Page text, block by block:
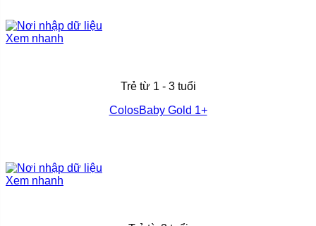
Xem nhanh
Trẻ từ 1 - 3 tuổi
ColosBaby Gold 1+
Xem nhanh